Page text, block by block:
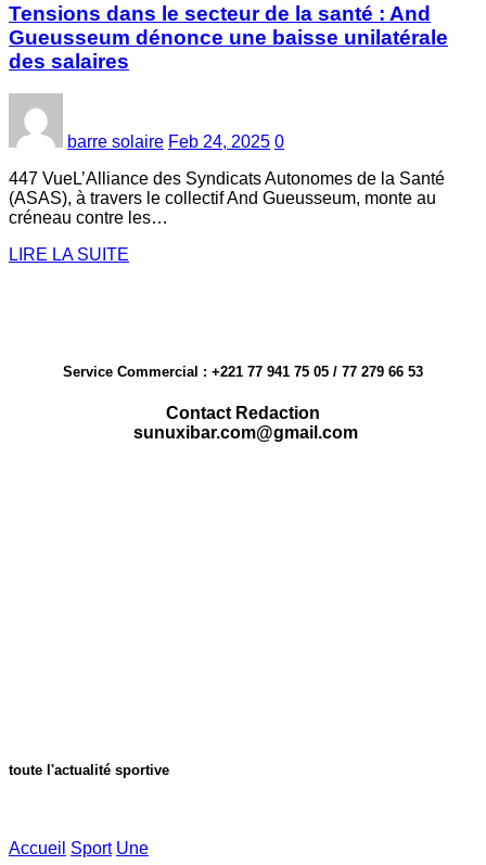
Tensions dans le secteur de la santé : And
Gueusseum dénonce une baisse unilatérale
des salaires
barre solaire Feb 24, 2025 0
447 VueL’Alliance des Syndicats Autonomes de la Santé
(ASAS), à travers le collectif And Gueusseum, monte au
créneau contre les…
LIRE LA SUITE
Service Commercial : +221 77 941 75 05 / 77 279 66 53
Contact Redaction
sunuxibar.com@gmail.com
toute l'actualité sportive
Accueil Sport Une